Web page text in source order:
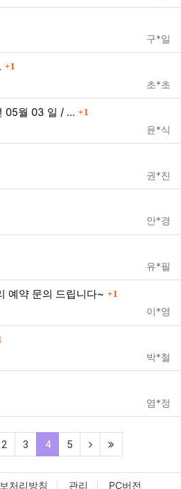
등록자
구*일
댓글
1
등록자
초*초
05월 03 일 / … 댓글
1
등록자
윤*식
등록자
권*진
등록자
안*경
등록자
유*필
예약 문의 드립니다~ 댓글
1
등록자
이*영
등록자
박*철
등록자
염*정
2 3 4(current)
5
처리방침 관리 PC버전